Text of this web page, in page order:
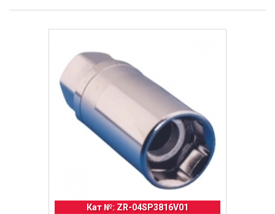
Кат №: ZR-04SP3816V01